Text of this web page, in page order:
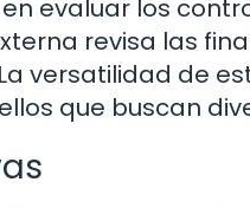
evaluar los
revisa las
versatilidad de
que buscan